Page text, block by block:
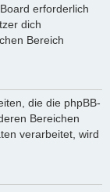
erforderlich
dich
Bereich
die die phpBB-
Bereichen
verarbeitet, wird